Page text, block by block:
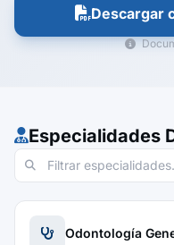
Descargar
Especialidades
Odontología